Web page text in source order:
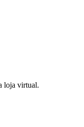
loja virtual.